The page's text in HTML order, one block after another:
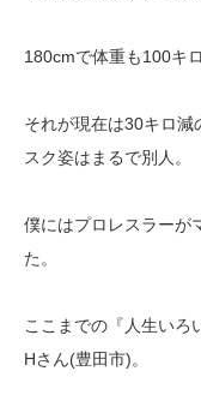
180cmで体重も100キ
それが現在は30キロ減
スク姿はまるで別人。
僕にはプロレスラーが
た。
ここまでの『人生いろ
Hさん(豊田市)。